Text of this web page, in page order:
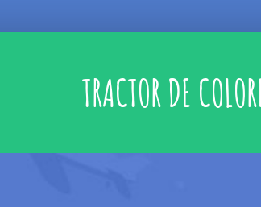
TRACTOR DE